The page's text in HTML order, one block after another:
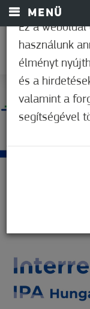
MENÜ
Ez a weboldal
használunk
élményt
és a
valamint a
segítségével